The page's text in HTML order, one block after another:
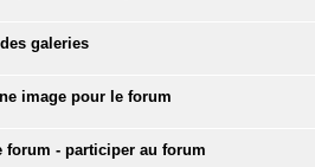
galeries
image pour le forum
forum - participer au forum